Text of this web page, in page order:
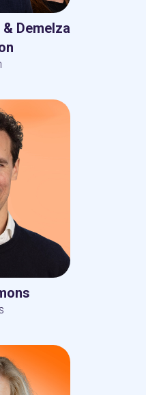
Demelza